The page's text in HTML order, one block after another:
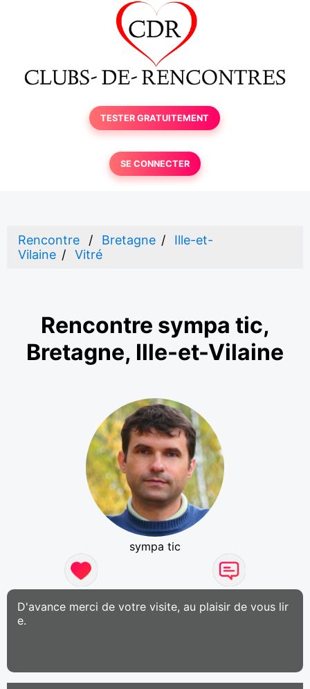
TESTER GRATUITEMENT
SE CONNECTER
Rencontre Bretagne
Ille-et-
Vilaine
Vitré
Rencontre sympa tic,
Bretagne, Ille-et-Vilaine
sympa tic
D'avance merci de votre visite, au plaisir de vous lir
e.